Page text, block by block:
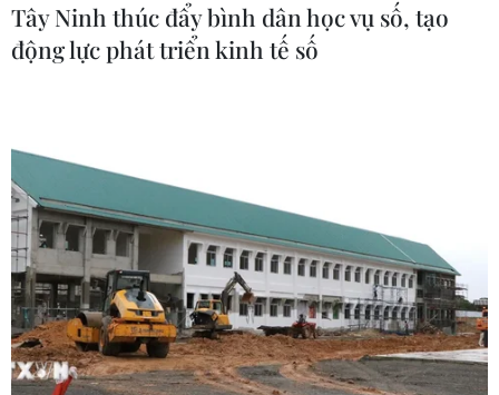
Tây Ninh thúc đẩy bình dân học vụ số, tạo
động lực phát triển kinh tế số